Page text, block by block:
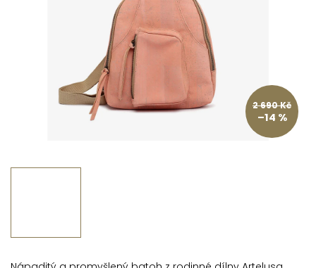
2 690 Kč
–14 %